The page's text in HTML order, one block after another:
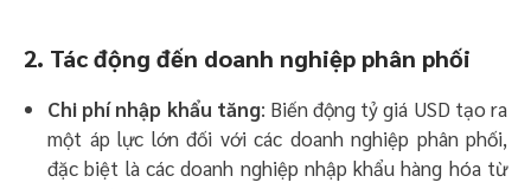
2. Tác động đến doanh nghiệp phân phối
Chi phí nhập khẩu tăng: Biến động tỷ giá USD tạo ra
một áp lực lớn đối với các doanh nghiệp phân phối,
đặc biệt là các doanh nghiệp nhập khẩu hàng hóa từ